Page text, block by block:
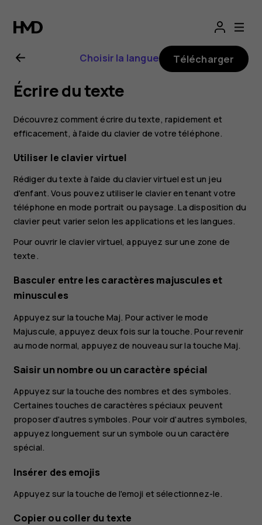
Guide
de
l'utilisateur
Nokia
8
Sirocco
Choisir la langue Télécharger
Écrire du texte
Découvrez comment écrire du texte, rapidement et
efficacement, à l'aide du clavier de votre téléphone.
Utiliser le clavier virtuel
Rédiger du texte à l'aide du clavier virtuel est un jeu
d'enfant. Vous pouvez utiliser le clavier en tenant votre
téléphone en mode portrait ou paysage. La disposition du
clavier peut varier selon les applications et les langues.
Pour ouvrir le clavier virtuel, appuyez sur une zone de
texte.
Basculer entre les caractères majuscules et
minuscules
Appuyez sur la touche Maj. Pour activer le mode
Majuscule, appuyez deux fois sur la touche. Pour revenir
au mode normal, appuyez de nouveau sur la touche Maj.
Saisir un nombre ou un caractère spécial
Appuyez sur la touche des nombres et des symboles.
Certaines touches de caractères spéciaux peuvent
proposer d'autres symboles. Pour voir d'autres symboles,
appuyez longuement sur un symbole ou un caractère
spécial.
Insérer des emojis
Appuyez sur la touche de l'emoji et sélectionnez-le.
Copier ou coller du texte